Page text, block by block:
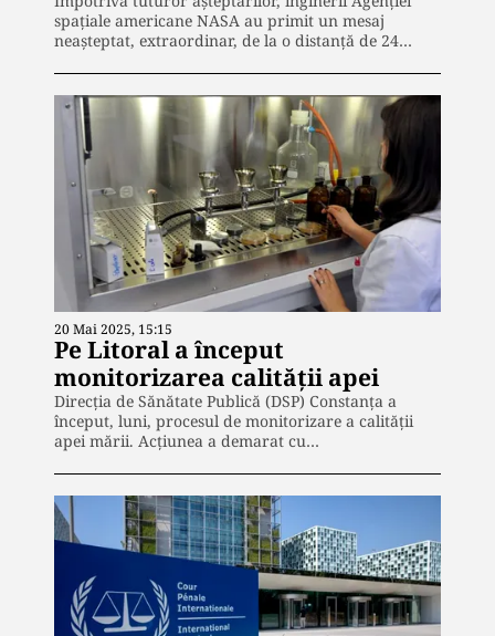
spațiale americane NASA au primit un mesaj
neașteptat, extraordinar, de la o distanță de 24…
20 Mai 2025, 15:15
Pe Litoral a început
monitorizarea calității apei
Direcția de Sănătate Publică (DSP) Constanța a
început, luni, procesul de monitorizare a calității
apei mării. Acțiunea a demarat cu…